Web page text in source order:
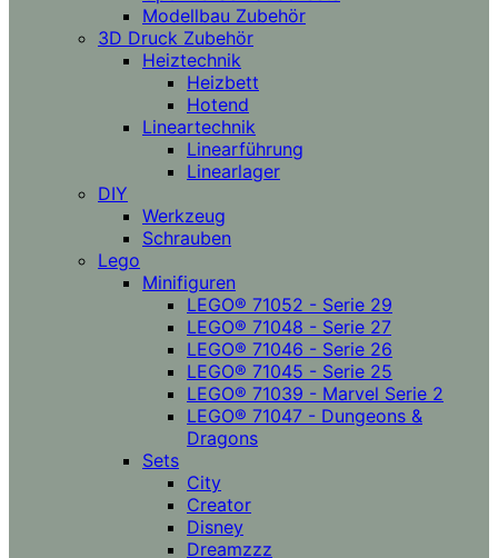
Modellbau Zubehör
3D Druck Zubehör
Heiztechnik
Heizbett
Hotend
Lineartechnik
Linearführung
Linearlager
DIY
Werkzeug
Schrauben
Lego
Minifiguren
LEGO® 71052 - Serie 29
LEGO® 71048 - Serie 27
LEGO® 71046 - Serie 26
LEGO® 71045 - Serie 25
LEGO® 71039 - Marvel Serie 2
LEGO® 71047 - Dungeons &
Dragons
Sets
City
Creator
Disney
Dreamzzz